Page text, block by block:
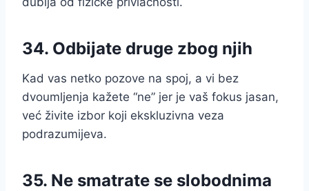
34. Odbijate druge zbog njih
Kad vas netko pozove na spoj, a vi bez
dvoumljenja kažete “ne” jer je vaš fokus jasan,
već živite izbor koji ekskluzivna veza
podrazumijeva.
35. Ne smatrate se slobodnima